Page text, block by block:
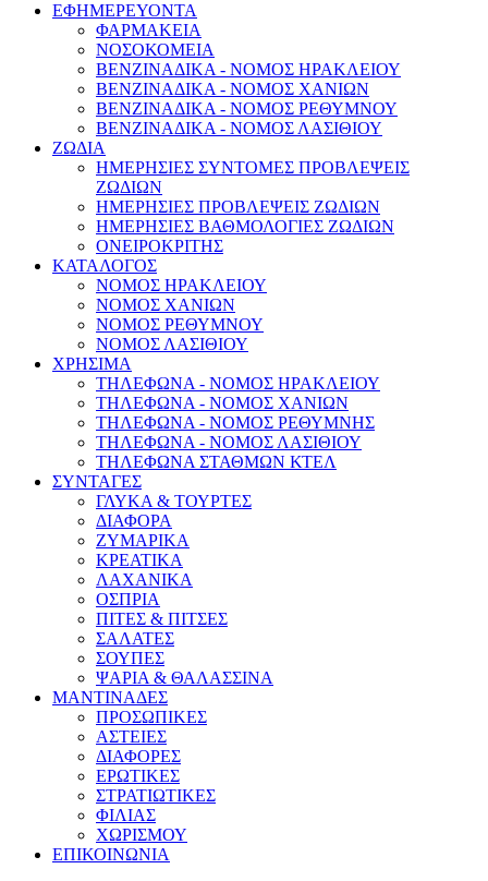
ΕΦΗΜΕΡΕΥΟΝΤΑ
ΦΑΡΜΑΚΕΙΑ
ΝΟΣΟΚΟΜΕΙΑ
ΒΕΝΖΙΝΑΔΙΚΑ - ΝΟΜΟΣ ΗΡΑΚΛΕΙΟΥ
ΒΕΝΖΙΝΑΔΙΚΑ - ΝΟΜΟΣ ΧΑΝΙΩΝ
ΒΕΝΖΙΝΑΔΙΚΑ - ΝΟΜΟΣ ΡΕΘΥΜΝΟΥ
ΒΕΝΖΙΝΑΔΙΚΑ - ΝΟΜΟΣ ΛΑΣΙΘΙΟΥ
ΖΩΔΙΑ
ΗΜΕΡΗΣΙΕΣ ΣΥΝΤΟΜΕΣ ΠΡΟΒΛΕΨΕΙΣ
ΖΩΔΙΩΝ
ΗΜΕΡΗΣΙΕΣ ΠΡΟΒΛΕΨΕΙΣ ΖΩΔΙΩΝ
ΗΜΕΡΗΣΙΕΣ ΒΑΘΜΟΛΟΓΙΕΣ ΖΩΔΙΩΝ
ΟΝΕΙΡΟΚΡΙΤΗΣ
ΚΑΤΑΛΟΓΟΣ
ΝΟΜΟΣ ΗΡΑΚΛΕΙΟΥ
ΝΟΜΟΣ ΧΑΝΙΩΝ
ΝΟΜΟΣ ΡΕΘΥΜΝΟΥ
ΝΟΜΟΣ ΛΑΣΙΘΙΟΥ
ΧΡΗΣΙΜΑ
ΤΗΛΕΦΩΝΑ - ΝΟΜΟΣ ΗΡΑΚΛΕΙΟΥ
ΤΗΛΕΦΩΝΑ - ΝΟΜΟΣ ΧΑΝΙΩΝ
ΤΗΛΕΦΩΝΑ - ΝΟΜΟΣ ΡΕΘΥΜΝΗΣ
ΤΗΛΕΦΩΝΑ - ΝΟΜΟΣ ΛΑΣΙΘΙΟΥ
ΤΗΛΕΦΩΝΑ ΣΤΑΘΜΩΝ ΚΤΕΛ
ΣΥΝΤΑΓΕΣ
ΓΛΥΚΑ & ΤΟΥΡΤΕΣ
ΔΙΑΦΟΡΑ
ΖΥΜΑΡΙΚΑ
ΚΡΕΑΤΙΚΑ
ΛΑΧΑΝΙΚΑ
ΟΣΠΡΙΑ
ΠΙΤΕΣ & ΠΙΤΣΕΣ
ΣΑΛΑΤΕΣ
ΣΟΥΠΕΣ
ΨΑΡΙΑ & ΘΑΛΑΣΣΙΝΑ
ΜΑΝΤΙΝΑΔΕΣ
ΠΡΟΣΩΠΙΚΕΣ
ΑΣΤΕΙΕΣ
ΔΙΑΦΟΡΕΣ
ΕΡΩΤΙΚΕΣ
ΣΤΡΑΤΙΩΤΙΚΕΣ
ΦΙΛΙΑΣ
ΧΩΡΙΣΜΟΥ
ΕΠΙΚΟΙΝΩΝΙΑ